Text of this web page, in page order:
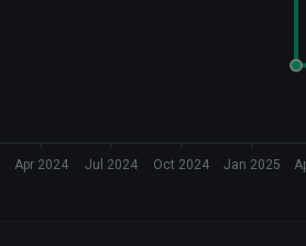
Apr 2024 Jul 2024 Oct 2024 Jan 2025